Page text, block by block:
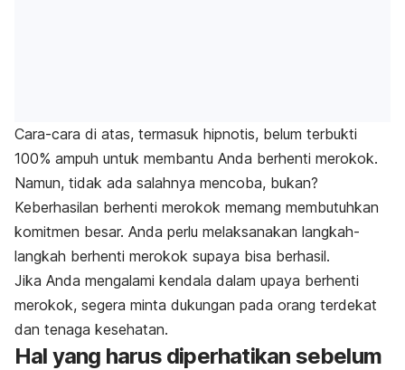
Cara-cara di atas, termasuk hipnotis, belum terbukti
100% ampuh untuk membantu Anda berhenti merokok.
Namun, tidak ada salahnya mencoba, bukan?
Keberhasilan berhenti merokok memang membutuhkan
komitmen besar. Anda perlu melaksanakan langkah-
langkah berhenti merokok supaya bisa berhasil.
Jika Anda mengalami kendala dalam upaya berhenti
merokok, segera minta dukungan pada orang terdekat
dan tenaga kesehatan.
Hal yang harus diperhatikan sebelum